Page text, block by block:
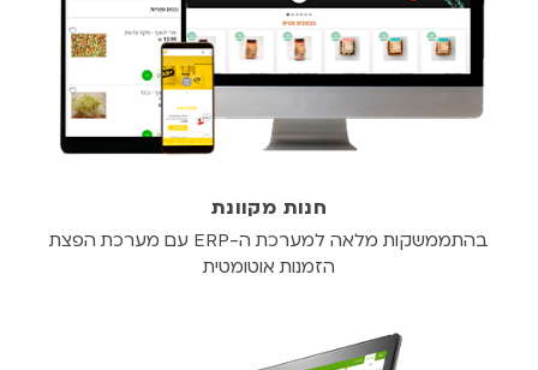
חנות מקוונת
בהתממשקות מלאה למערכת ה-ERP עם מערכת הפצת
הזמנות אוטומטית